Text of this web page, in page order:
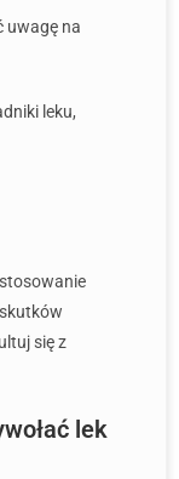
uwagę na
leku,
się z
lek